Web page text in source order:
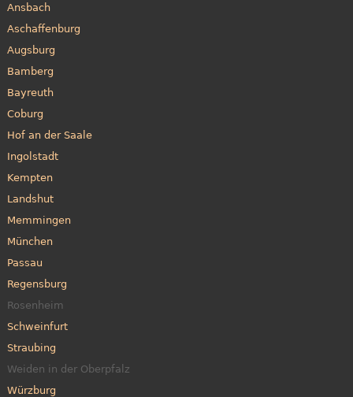
Ansbach
Aschaffenburg
Augsburg
Bamberg
Bayreuth
Coburg
Hof an der Saale
Ingolstadt
Kempten
Landshut
Memmingen
München
Passau
Regensburg
Rosenheim
Schweinfurt
Straubing
Weiden in der Oberpfalz
Würzburg